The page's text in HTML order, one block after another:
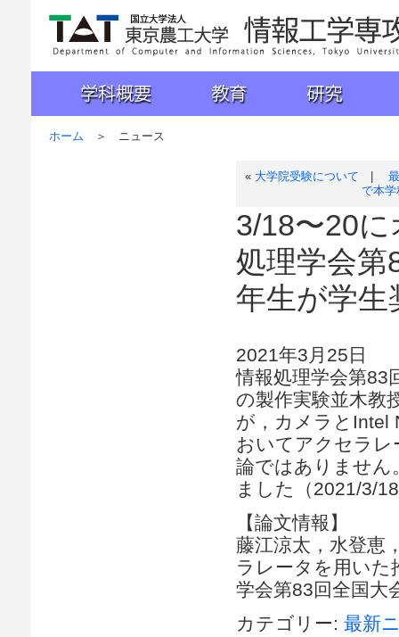
国立大学法人 東京農工大学 工学部 情報工学科
ホーム ＞ ニュース
« 大学院受験について
で本学
3/18〜20
処理学会第
年生が学生
2021年3月25日
情報処理学会第83
の製作実験並木教
が，カメラとIntel
おいてアクセラレ
論ではありません
ました（2021/3/
【論文情報】
藤江涼太，水登恵
ラレータを用い
学会第83回全国大
カテゴリー: 最新